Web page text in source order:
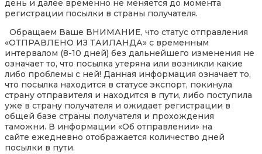
день и далее временно не меняется до момента
регистрации посылки в страны получателя.
Обращаем Ваше ВНИМАНИЕ, что статус отправления
«ОТПРАВЛЕНО ИЗ ТАИЛАНДА» с временным
интервалом (8-10 дней) без дальнейшего изменения не
означает то, что посылка утеряна или возникли какие
либо проблемы с ней! Данная информация означает то,
что посылка находится в статусе экспорт, покинула
страну отправителя и находится в пути, либо поступила
уже в страну получателя и ожидает регистрации в
общей базе страны получателя и прохождения
таможни. В информации «Об отправлении» на
сайте ежедневно отображается количество дней
посылки в пути.